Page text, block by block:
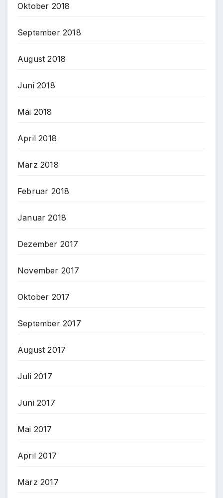
Oktober 2018
September 2018
August 2018
Juni 2018
Mai 2018
April 2018
März 2018
Februar 2018
Januar 2018
Dezember 2017
November 2017
Oktober 2017
September 2017
August 2017
Juli 2017
Juni 2017
Mai 2017
April 2017
März 2017